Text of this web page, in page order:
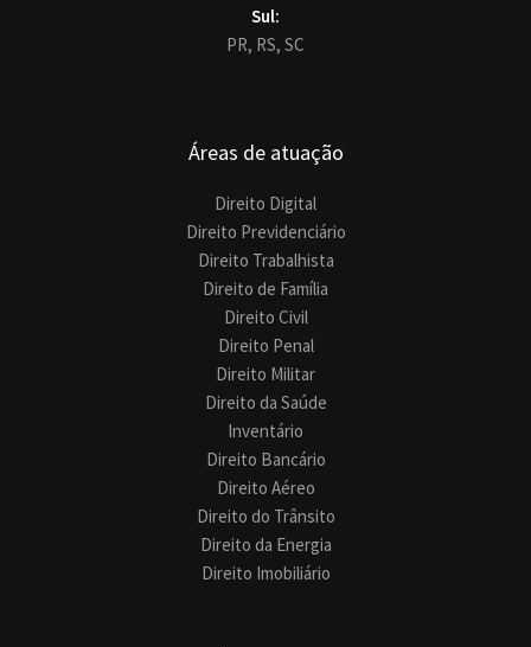
Sul:
PR, RS, SC
Áreas de atuação
Direito Digital
Direito Previdenciário
Direito Trabalhista
Direito de Família
Direito Civil
Direito Penal
Direito Militar
Direito da Saúde
Inventário
Direito Bancário
Direito Aéreo
Direito do Trânsito
Direito da Energia
Direito Imobiliário